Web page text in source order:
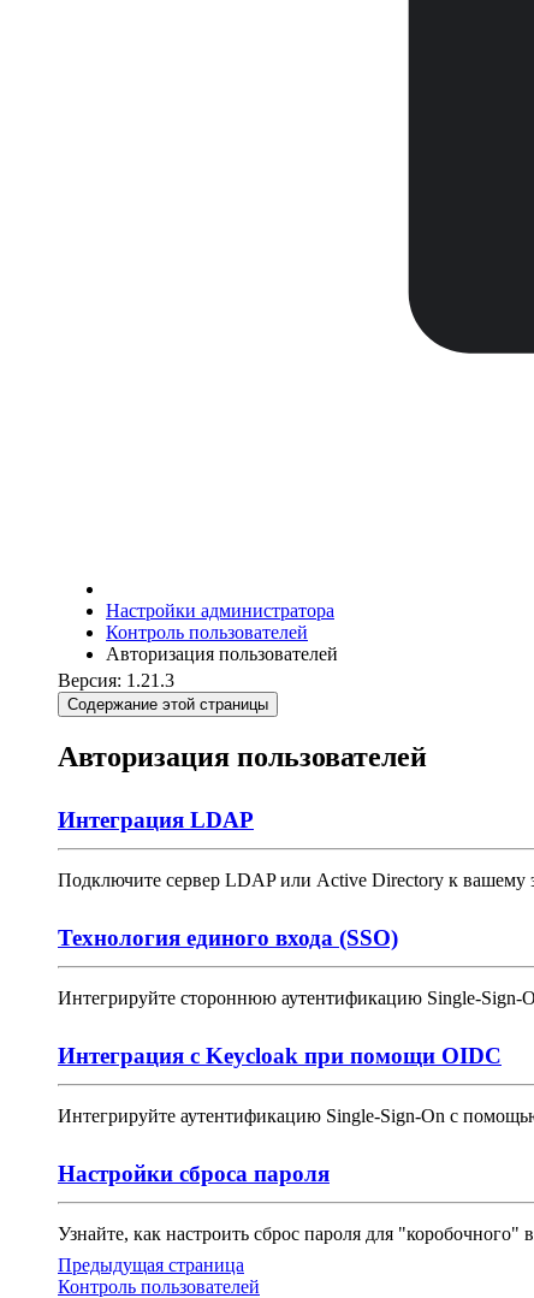
Настройки администратора
Контроль пользователей
Авторизация пользователей
Версия: 1.21.3
Содержание этой страницы
Авторизация пользователей
Интеграция LDAP
Подключите сервер LDAP или Active Directory к вашему
Технология единого входа (SSO)
Интегрируйте стороннюю аутентификацию Single-Sign-
Интеграция с Keycloak при помощи OIDC
Интегрируйте аутентификацию Single-Sign-On с
Настройки сброса пароля
Узнайте, как настроить сброс пароля для
Предыдущая страница
Контроль пользователей